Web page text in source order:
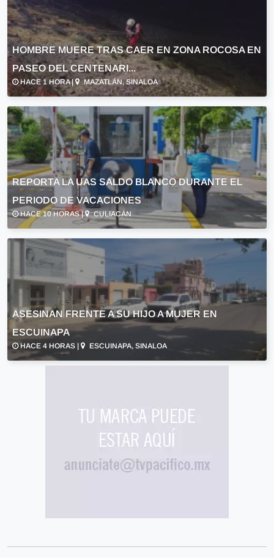
HOMBRE MUERE TRAS CAER EN ZONA ROCOSA EN
PASEO DEL CENTENARI...
HACE 1 HORA | MAZATLÁN, SINALOA
REPORTA LA UAS SALDO BLANCO DURANTE EL
PERIODO DE VACACIONES
HACE 10 HORAS | CULIACÁN
ASESINAN FRENTE A SU HIJO A MUJER EN
ESCUINAPA
HACE 4 HORAS | ESCUINAPA, SINALOA